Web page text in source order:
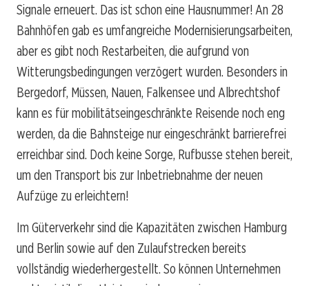
Signale erneuert. Das ist schon eine Hausnummer! An 28
Bahnhöfen gab es umfangreiche Modernisierungsarbeiten,
aber es gibt noch Restarbeiten, die aufgrund von
Witterungsbedingungen verzögert wurden. Besonders in
Bergedorf, Müssen, Nauen, Falkensee und Albrechtshof
kann es für mobilitätseingeschränkte Reisende noch eng
werden, da die Bahnsteige nur eingeschränkt barrierefrei
erreichbar sind. Doch keine Sorge, Rufbusse stehen bereit,
um den Transport bis zur Inbetriebnahme der neuen
Aufzüge zu erleichtern!
Im Güterverkehr sind die Kapazitäten zwischen Hamburg
und Berlin sowie auf den Zulaufstrecken bereits
vollständig wiederhergestellt. So können Unternehmen